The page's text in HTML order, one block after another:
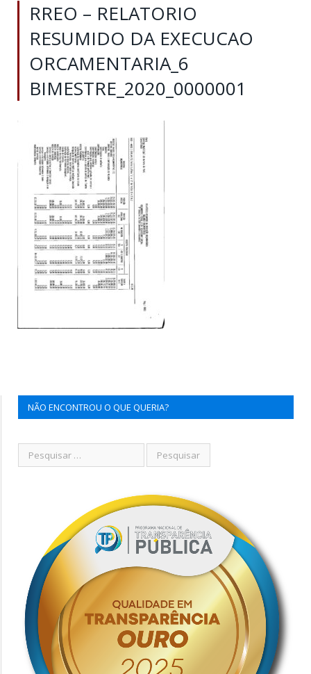
RREO – RELATORIO
RESUMIDO DA EXECUCAO
ORCAMENTARIA_6
BIMESTRE_2020_0000001
NÃO ENCONTROU O QUE QUERIA?